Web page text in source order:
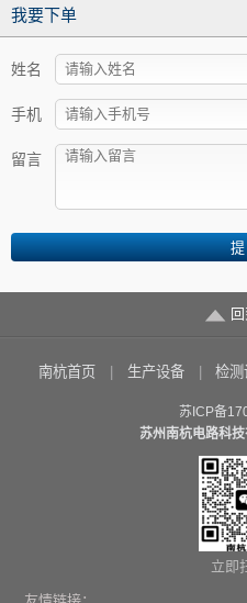
我要下单
姓名
手机
留言
南杭首页 生产设备 检测
苏ICP备
苏州南杭电路科
立即